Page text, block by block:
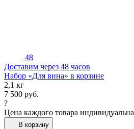
48
Доставим через 48 часов
Набор «Для вина» в корзине
2,1 кг
7 500 руб.
?
Цена каждого товара индивидуальна
В корзину